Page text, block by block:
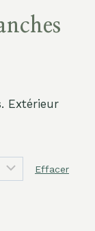
Extérieur
Effacer